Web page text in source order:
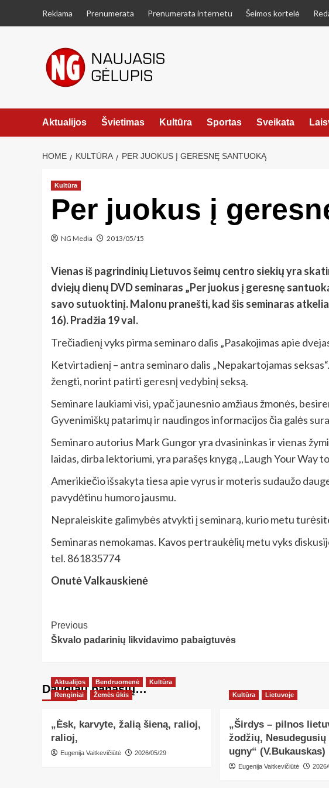
Reklama Prenumerata Prenumerata internetu Šeimos kortelė
Aktualijos Švietimas Kultūra Sportas Sveikata
HOME KULTŪRA PER JUOKUS Į GERESNĘ SANTUOKĄ
Kultūra
Per juokus į
NG Media 2013/05/15
Vienas iš pagrindinių Lietuvos šeimų centro siekių yra
dviejų dienų DVD seminaras „Per juokus į geresnę
savo sutuoktinį. Malonu pranešti, kad šis seminaras
16). Pradžia 19 val.
Trečiadienį vyks pirma seminaro dalis „Pasakojimas apie
Ketvirtadienį – antra seminaro dalis „Nepakartojamas
žengti, norint patirti geresnį vedybinį seksą.
Seminare laukiami visi, ypač jaunesnio amžiaus žmonės,
Gyvenimiškų patarimų ir naudingos informacijos čia galės
Seminaro autorius Mark Gungor yra dvasininkas ir vienas
laidas, dirba lektoriumi, yra parašęs knygą ,,Laugh Your Way
Amerikiečio išsakyta tiesa apie vyrus ir moteris sudaužo
pavydėtinu humoro jausmu.
Nepraleiskite galimybės atvykti į seminarą, kurio metu
Seminaras nemokamas. Kavos pertraukėlių metu vyks
tel. 861835774
Onutė Valkauskienė
Post
Navigation
Previous
Škvalo padarinių likvidavimo pabaigtuvės
Daugiau panašių…
Aktualijos Bendruomenė
Kultūra
Renginiai
Žemės ūkis
„Ėsk, karvyte, žalią šieną, ralioj,
ralioj,
Eugenija Vaitkevičiūtė 2026/05/29
Kultūra Lietuvoje
„Širdys – pilnos
žodžių, Nesudegusių
ugny“ (V.Bukauskas)
Eugenija Vaitkevičiūtė